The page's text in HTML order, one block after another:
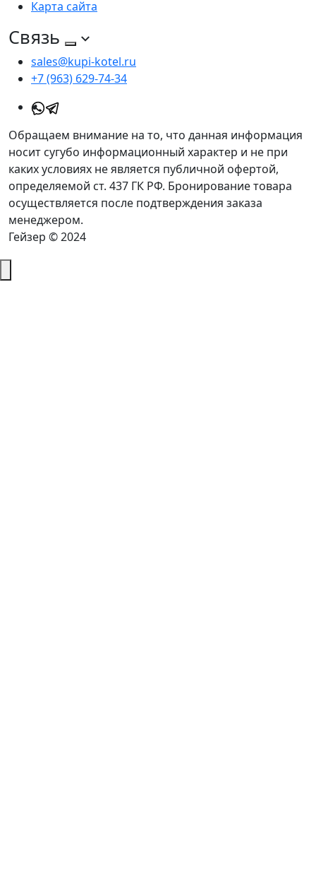
Карта сайта
Связь
sales@kupi-kotel.ru
+7 (963) 629-74-34
Обращаем внимание на то, что данная информация
носит сугубо информационный характер и не при
каких условиях не является публичной офертой,
определяемой ст. 437 ГК РФ. Бронирование товара
осуществляется после подтверждения заказа
менеджером.
Гейзер © 2024